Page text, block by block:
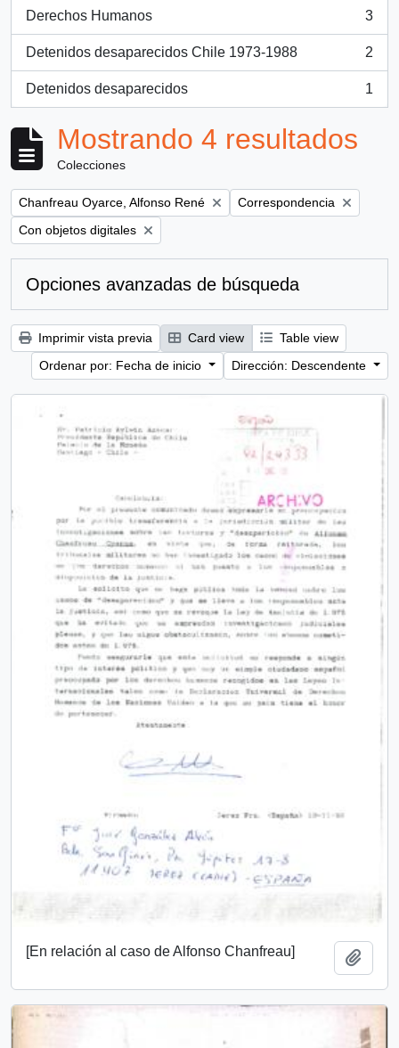
Derechos Humanos
, 3 resultados
3
Detenidos desaparecidos Chile 1973-1988
, 2 resultados
2
Detenidos desaparecidos
, 1 resultados
1
Mostrando 4 resultados
Colecciones
Remove filter:
Chanfreau Oyarce, Alfonso René Remove filter:
Correspondencia
Remove filter:
Con objetos digitales
Opciones avanzadas de búsqueda
Imprimir vista previa Card view
Table view
Ordenar por: Fecha de inicio
Dirección: Descendente
[En relación al caso de Alfonso Chanfreau]